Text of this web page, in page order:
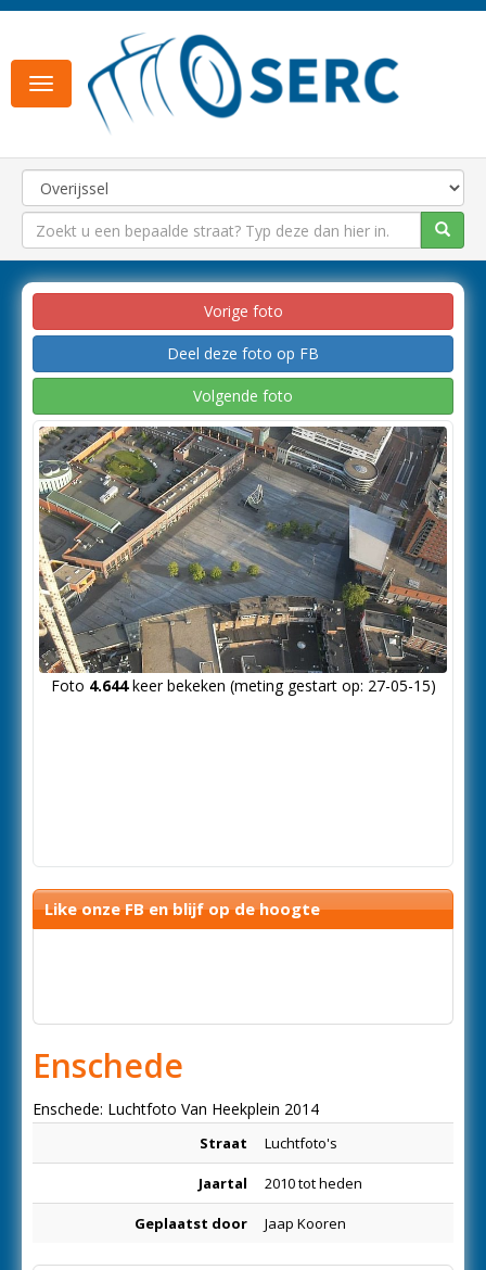
Toggle
navigation
Vorige foto
Deel deze foto op FB
Volgende foto
Foto 4.644keer bekeken (meting gestart op: 27-05-15)
Like onze FB en blijf op de hoogte
Enschede
Enschede: Luchtfoto Van Heekplein 2014
Straat Luchtfoto's
Jaartal 2010 tot heden
Geplaatst door Jaap Kooren